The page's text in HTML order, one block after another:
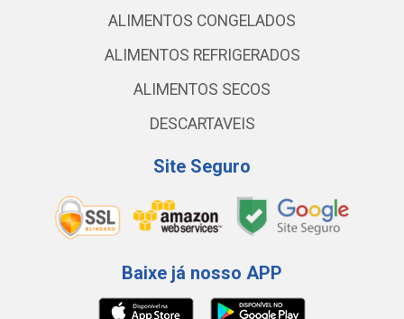
ALIMENTOS CONGELADOS
ALIMENTOS REFRIGERADOS
ALIMENTOS SECOS
DESCARTAVEIS
Site Seguro
Baixe já nosso APP